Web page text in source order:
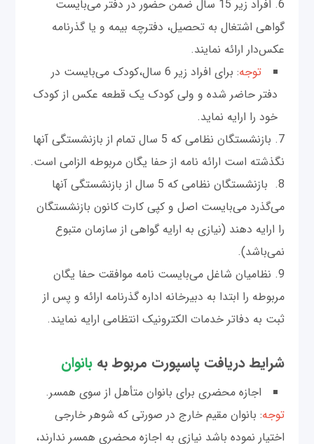
6. افراد زیر 15 سال ضمن حضور در دفتر می‌بایست
گواهی اشتغال به تحصیل، دفترچه بیمه و یا گذرنامه
عکس‌دار ارائه نمایند.
توجه
: برای افراد زیر 6 سال،کودک می‌بایست در
دفتر حاضر شده و ولی کودک یک قطعه عکس از کودک
خود را ارایه نماید.
7. بازنشستگان نظامی که 5 سال تمام از بازنشستگی آنها
نگذشته است ارائه نامه از حفا یگان مربوطه الزامی است.
8. بازنشستگان نظامی که 5 سال از بازنشستگی آنها
می‌گذرد می‌بایست اصل و کپی کارت کانون بازنشستگان
را ارایه دهند (نیازی به ارایه گواهی از سازمان متبوع
نمی‌باشد).
9. نظامیان شاغل می‌بایست نامه موافقت حفا یگان
مربوطه را ابتدا به دبیرخانه اداره گذرنامه ارائه و پس از
ثبت به دفاتر خدمات الکترونیک انتظامی ارایه نمایند.
شرایط دریافت پاسپورت مربوط بهبانوان
اجازه محضری برای بانوان متأهل از سوی همسر.
توجه: بانوان مقیم خارج در صورتی که شوهر خارجی
اختیار نموده باشد نیازی به اجازه محضری همسر ندارند،